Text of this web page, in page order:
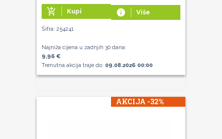
add_shopping_cart Kupi info Više
Šifra: 254241
Najniža cijena u zadnjih 30 dana:
9,96 €
Trenutna akcija traje do: 09.08.2026 00:00
AKCIJA -32%